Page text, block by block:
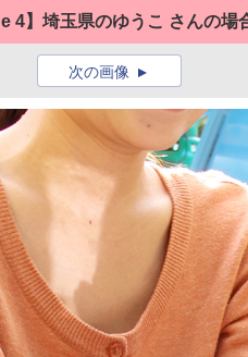
4】埼玉県のゆうこ さんの場
次の画像